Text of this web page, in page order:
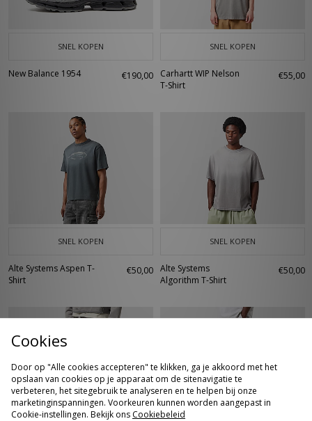
SNEL KOPEN
New Balance 1954 €190,00
SNEL KOPEN
Carhartt WIP Nelson
T-Shirt
€55,00
SNEL KOPEN
Alte Systems Aspen T-
Shirt
€50,00
SNEL KOPEN
Alte Systems
Algorithm T-Shirt
€50,00
Cookies
Door op "Alle cookies accepteren" te klikken, ga je akkoord met het
opslaan van cookies op je apparaat om de sitenavigatie te
verbeteren, het sitegebruik te analyseren en te helpen bij onze
marketinginspanningen. Voorkeuren kunnen worden aangepast in
Cookie-instellingen. Bekijk ons Cookiebeleid